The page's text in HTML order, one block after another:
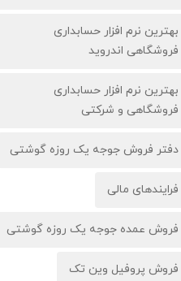
بهترین نرم افزار حسابداری
فروشگاهی اندروید
بهترین نرم افزار حسابداری
فروشگاهی و شرکتی
دفتر فروش جوجه یک روزه گوشتی
فرایندهای مالی
فروش عمده جوجه یک روزه گوشتی
فروش پروفیل وین تک